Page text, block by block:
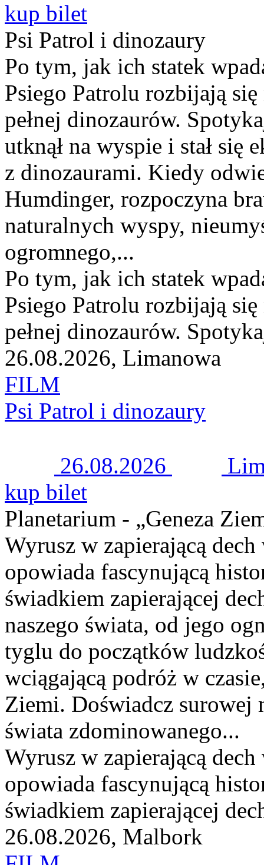
kup bilet
Psi Patrol i dinozaury
Po tym, jak ich statek
Psiego Patrolu rozbijają
pełnej dinozaurów.
utknął na wyspie i stał się
z dinozaurami. Kiedy
Humdinger, rozpoczyna
naturalnych wyspy,
ogromnego,...
Po tym, jak ich statek
Psiego Patrolu rozbijają
pełnej dinozaurów.
26.08.2026, Limanowa
FILM
Psi Patrol i dinozaury
26.08.2026
kup bilet
Planetarium - „Geneza
Wyrusz w zapierającą
opowiada fascynującą
świadkiem zapierającej
naszego świata, od jego
tyglu do początków
wciągającą podróż w
Ziemi. Doświadcz surowej
świata zdominowanego...
Wyrusz w zapierającą
opowiada fascynującą
świadkiem zapierającej
26.08.2026, Malbork